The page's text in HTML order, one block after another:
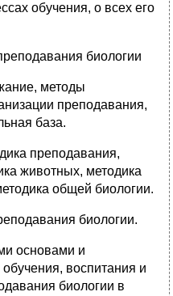
обучения, о всех его
биологии
методы
преподавания,
база.
преподавания,
животных, методика
общей биологии.
биологии.
основами и
воспитания и
биологии в